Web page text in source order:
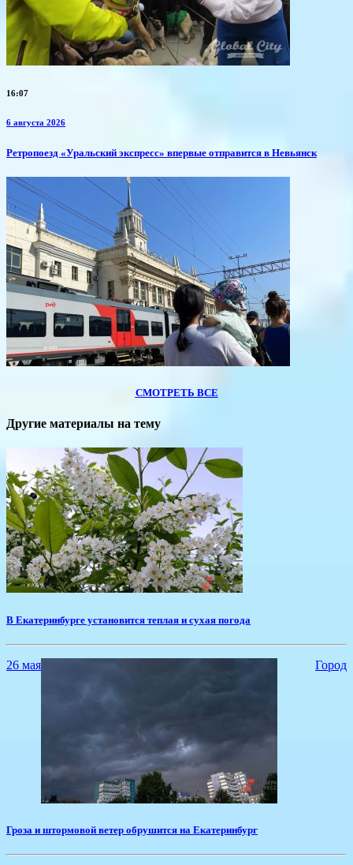
16:07
6 августа 2026
​Ретропоезд «Уральский экспресс» впервые отправится в Невьянск
СМОТРЕТЬ ВСЕ
Другие материалы на тему
В Екатеринбурге установится теплая и сухая погода
26 мая Город
Гроза и штормовой ветер обрушится на Екатеринбург